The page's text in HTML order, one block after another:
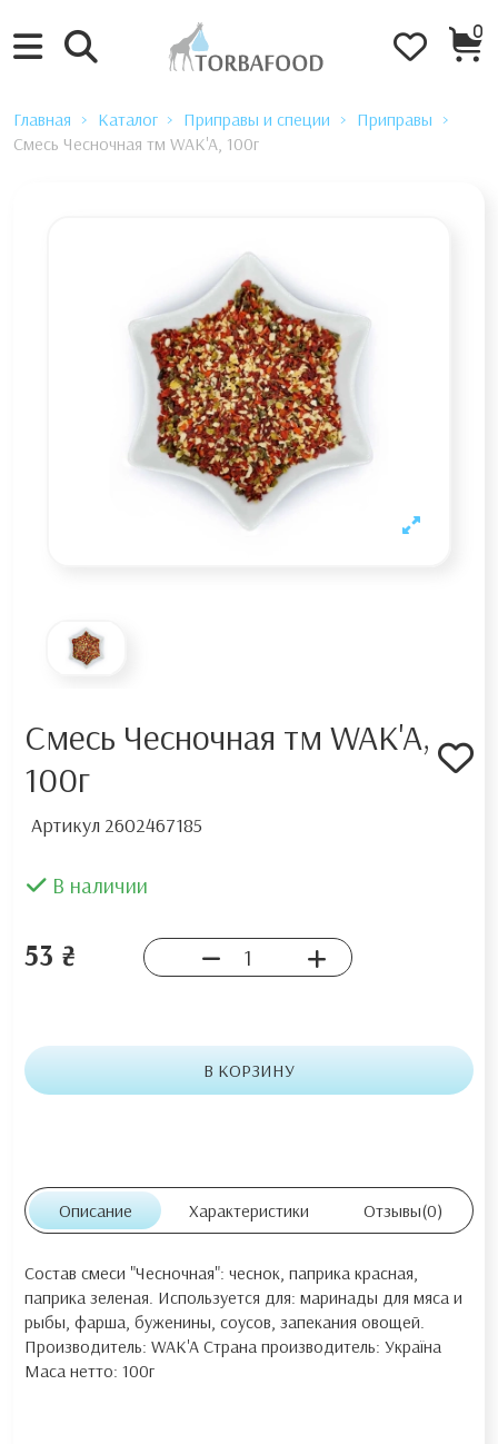
0
Главная Каталог Приправы и специи
Приправы
Смесь Чесночная тм WAK'A, 100г
Смесь Чесночная тм WAK'A,
100г
Артикул 2602467185
В наличии
53 ₴
В КОРЗИНУ
Описание Характеристики Отзывы(0)
Состав смеси "Чесночная": чеснок, паприка красная,
паприка зеленая. Используется для: маринады для мяса и
рыбы, фарша, буженины, соусов, запекания овощей.
Производитель: WAK'A Страна производитель: Україна
Маса нетто: 100г